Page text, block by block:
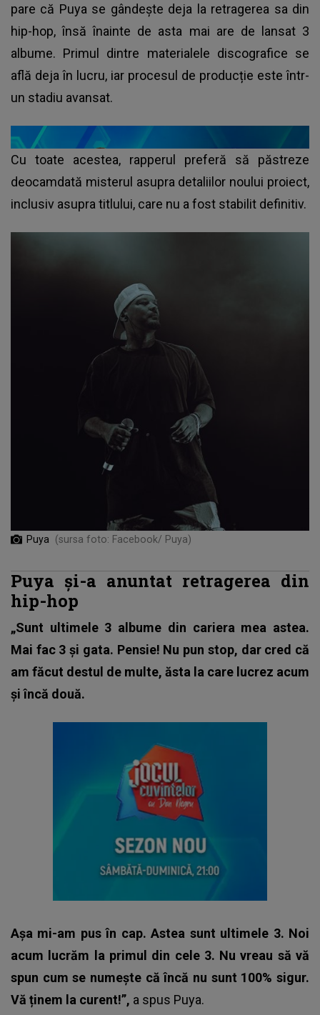
pare că Puya se gândește deja la retragerea sa din
hip-hop, însă înainte de asta mai are de lansat 3
albume. Primul dintre materialele discografice se
află deja în lucru, iar procesul de producție este într-
un stadiu avansat.
Cu toate acestea, rapperul preferă să păstreze
deocamdată misterul asupra detaliilor noului proiect,
inclusiv asupra titlului, care nu a fost stabilit definitiv.
Puya (sursa foto: Facebook/ Puya)
Puya și-a anuntat retragerea din
hip-hop
„Sunt ultimele 3 albume din cariera mea astea.
Mai fac 3 și gata. Pensie! Nu pun stop, dar cred că
am făcut destul de multe, ăsta la care lucrez acum
și încă două.
Așa mi-am pus în cap. Astea sunt ultimele 3. Noi
acum lucrăm la primul din cele 3. Nu vreau să vă
spun cum se numește că încă nu sunt 100% sigur.
Vă ținem la curent!”, a spus Puya.